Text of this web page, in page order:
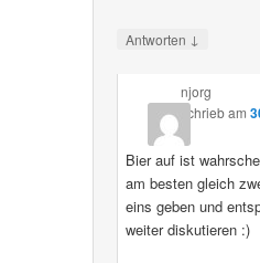
Antworten ↓
njorg
schriebam
Bier auf ist
am besten gleich
eins geben und
weiter diskutieren :)